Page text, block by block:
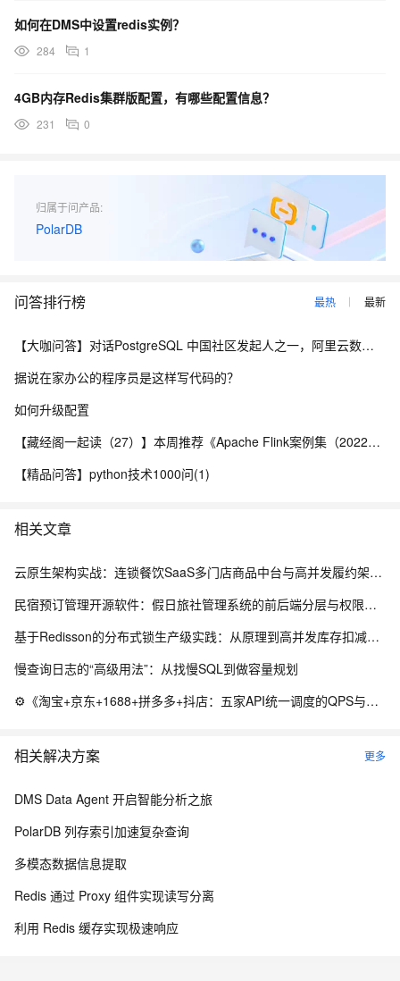
如何在DMS中设置redis实例？
284 1
4GB内存Redis集群版配置，有哪些配置信息？
231 0
归属于问产品:
PolarDB
问答排行榜 最热 最新
【大咖问答】对话PostgreSQL 中国社区发起人之一，阿里云数据库高级专家 德哥
据说在家办公的程序员是这样写代码的？
如何升级配置
【藏经阁一起读（27）】本周推荐《Apache Flink案例集（2022版）》，你有哪些心得？
【精品问答】python技术1000问(1)
相关文章
云原生架构实战：连锁餐饮SaaS多门店商品中台与高并发履约架构解析
民宿预订管理开源软件：假日旅社管理系统的前后端分层与权限控制设计
基于Redisson的分布式锁生产级实践：从原理到高并发库存扣减实战
慢查询日志的“高级用法”：从找慢SQL到做容量规划
⚙️《淘宝+京东+1688+拼多多+抖店：五家API统一调度的QPS与配额守卫》（附Python源码）
相关解决方案 更多
DMS Data Agent 开启智能分析之旅
PolarDB 列存索引加速复杂查询
多模态数据信息提取
Redis 通过 Proxy 组件实现读写分离
利用 Redis 缓存实现极速响应